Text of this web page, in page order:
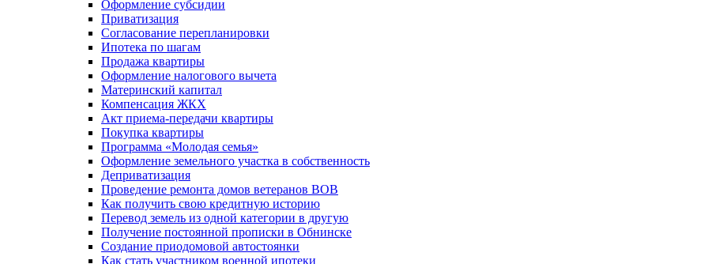
Оформление субсидии
Приватизация
Согласование перепланировки
Ипотека по шагам
Продажа квартиры
Оформление налогового вычета
Материнский капитал
Компенсация ЖКХ
Акт приема-передачи квартиры
Покупка квартиры
Программа «Молодая семья»
Оформление земельного участка в собственность
Деприватизация
Проведение ремонта домов ветеранов ВОВ
Как получить свою кредитную историю
Перевод земель из одной категории в другую
Получение постоянной прописки в Обнинске
Создание приодомовой автостоянки
Как стать участником военной ипотеки